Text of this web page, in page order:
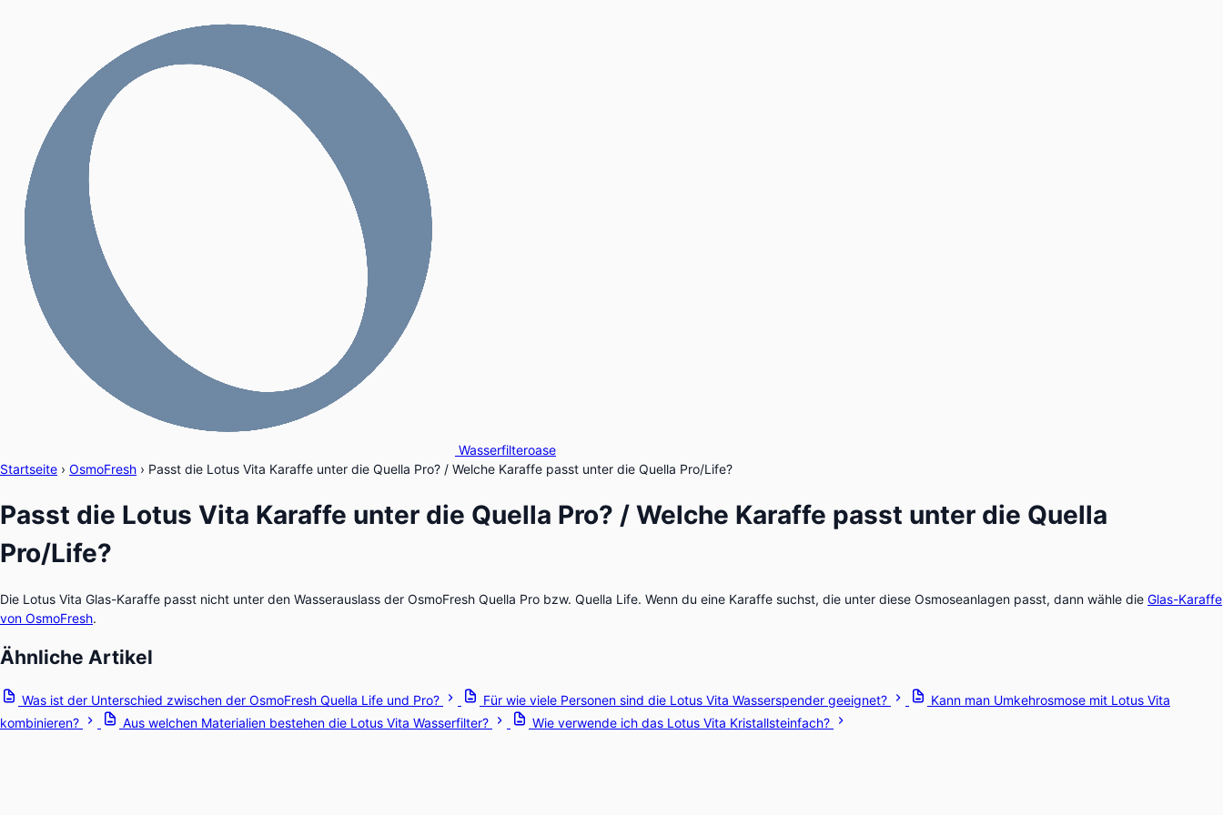
Wasserfilteroase
Startseite › OsmoFresh › Passt die Lotus Vita Karaffe unter die Quella Pro? / Welche Karaffe passt unter die Quella Pro/Life?
Passt die Lotus Vita Karaffe unter die Quella Pro? / Welche Karaffe passt unter die Quella
Pro/Life?
Die Lotus Vita Glas-Karaffe passt nicht unter den Wasserauslass der OsmoFresh Quella Pro bzw. Quella Life. Wenn du eine Karaffe suchst, die unter diese Osmoseanlagen passt, dann wähle die Glas-Karaffe
von OsmoFresh.
Ähnliche Artikel
Was ist der Unterschied zwischen der OsmoFresh Quella Life und Pro? Für wie viele Personen sind die Lotus Vita Wasserspender geeignet?
Kann man Umkehrosmose mit Lotus Vita
kombinieren?
Aus welchen Materialien bestehen die Lotus Vita Wasserfilter? Wie verwende ich das Lotus Vita Kristallsteinfach?